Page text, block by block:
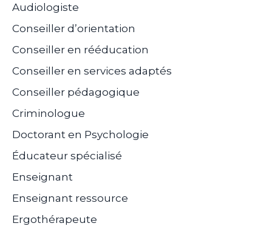
Audiologiste
Conseiller d’orientation
Conseiller en rééducation
Conseiller en services adaptés
Conseiller pédagogique
Criminologue
Doctorant en Psychologie
Éducateur spécialisé
Enseignant
Enseignant ressource
Ergothérapeute